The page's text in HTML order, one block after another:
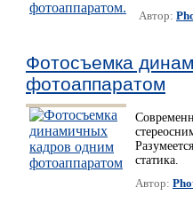
Автор:
Фотосъемка
фотоаппаратом
статика.
Автор: